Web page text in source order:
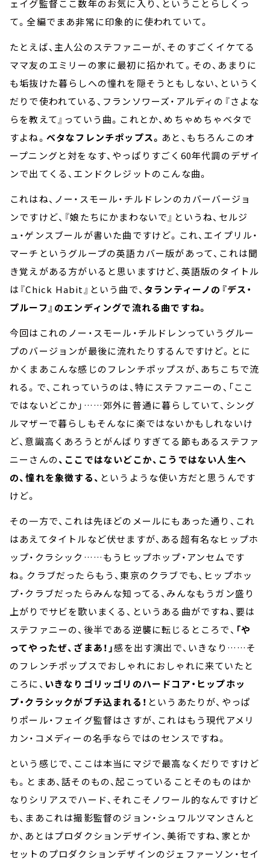
ェイグ監督ここ数年のお気に入り、ということらしくっ
て。全編でまあ非常に印象的に使われていて。
たとえば、主人公のステファニーが、そのすごくイケてる
ママ友のエミリーの家に最初に招かれて。その、あまりに
も垢抜けた暮らしへの憧れを隠そうともしない、というく
だりで使われている、フランソワーズ・アルディの『さよな
らを教えて』っていう曲。これとか、めちゃめちゃベタで
すよね。 ベタなフレンチポップス。 あと、もちろんこのオ
ープニングと対をなす、やっぱりすごく60年代調のデザイ
ンで出てくる、エンドクレジットのこんな曲。
これはね、ノー・スモール・チルドレンのカバーバージョ
ンですけど、『娘たちにかまわないで』というね、セルジ
ュ・ゲンスブールが書いた曲ですけど。これ、エイプリル・
マーチというグループの英語カバー版があって、これは聞
き覚えがある方がいると思いますけど、英語版のタイトル
は『Chick Habit』という曲で、 タランティーノの『デス・
プルーフ』のエンディングで流れる曲ですね。
今回はこれのノー・スモール・チルドレンっていうグルー
プのバージョンが最後に流れたりするんですけど。とに
かくまあこんな感じのフレンチポップスが、あちこちで流
れる。で、これっていうのは、特にステファニーの、「ここ
ではないどこか」……郊外に普通に暮らしていて、シング
ルマザーで暮らしもそんなに楽ではないかもしれないけ
ど、意識高くあろうとがんばりすぎてる節もあるステファ
ニーさんの、ここではないどこか、こうではない人生へ
の、憧れを象徴する、 というような使い方だと思うんです
けど。
その一方で、これは先ほどのメールにもあった通り、これ
はあえてタイトルなど伏せますが、ある超有名なヒップホ
ップ・クラシック……もうヒップホップ・アンセムです
ね。クラブだったらもう、東京のクラブでも、ヒップホッ
プ・クラブだったらみんな知ってる、みんなもうガン盛り
上がりでサビを歌いまくる、というある曲がですね、要は
ステファニーの、後半である逆襲に転じるところで、 「や
ってやったぜ、ざまあ！」感を出す演出で、いきなり……そ
のフレンチポップスでおしゃれにおしゃれに来ていたと
ころに、 いきなりゴリッゴリのハードコア・ヒップホッ
プ・クラシックがブチ込まれる！ というあたりが、やっぱ
りポール・フェイグ監督はさすが、これはもう現代アメリ
カン・コメディーの名手ならではのセンスですね。
という感じで、ここは本当にマジで最高なくだりですけど
も。とまあ、話そのもの、起こっていることそのものはか
なりシリアスでハード、それこそノワール的なんですけど
も、まあこれは撮影監督のジョン・シュワルツマンさんと
か、あとはプロダクションデザイン、美術ですね、家とか
セットのプロダクションデザインのジェファーソン・セイ